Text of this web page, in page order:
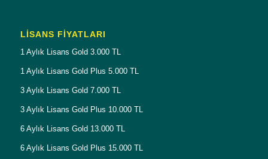
LISANS FIYATLARI
1 Aylık Lisans Gold 3.000 TL
1 Aylık Lisans Gold Plus 5.000 TL
3 Aylık Lisans Gold 7.000 TL
3 Aylık Lisans Gold Plus 10.000 TL
6 Aylık Lisans Gold 13.000 TL
6 Aylık Lisans Gold Plus 15.000 TL